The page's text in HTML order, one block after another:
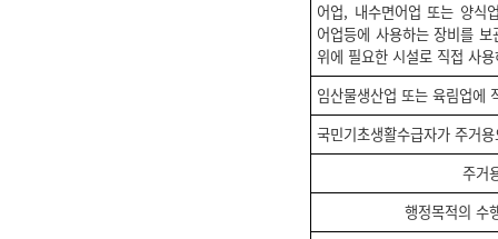
어업, 내수면어업 또는 양식
어업등에 사용하는 장비를
위에 필요한 시설로 직접 사
임산물생산업 또는 육림업에
국민기초생활수급자가 주거
주거
행정목적의 수